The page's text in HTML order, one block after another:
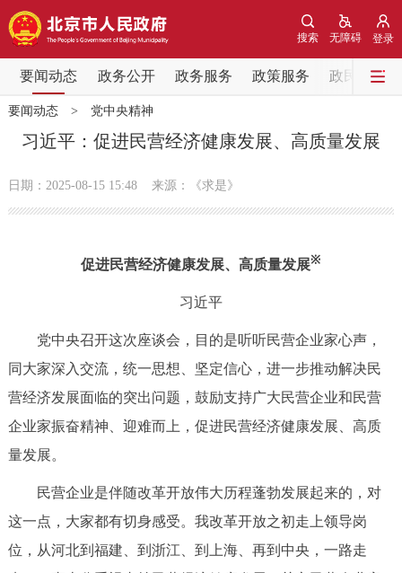
登录
无障碍
搜索
要闻动态 政务公开 政务服务 政策服务 政民互动
要闻动态
党中央精神
政策兑现 政策解读 回应关切
决策公开 专题公开
个人服务 法人服务 部门服务
便民服务 利企服务 投资项目
要闻动态> 党中央精神
习近平：促进民营经济健康发展、高质量发展
日期：2025-08-15 15:48 来源：《求是》
促进民营经济健康发展、高质量发展※
习近平
党中央召开这次座谈会，目的是听听民营企业家心声，
同大家深入交流，统一思想、坚定信心，进一步推动解决民
营经济发展面临的突出问题，鼓励支持广大民营企业和民营
企业家振奋精神、迎难而上，促进民营经济健康发展、高质
量发展。
民营企业是伴随改革开放伟大历程蓬勃发展起来的，对
这一点，大家都有切身感受。我改革开放之初走上领导岗
位，从河北到福建、到浙江、到上海、再到中央，一路走